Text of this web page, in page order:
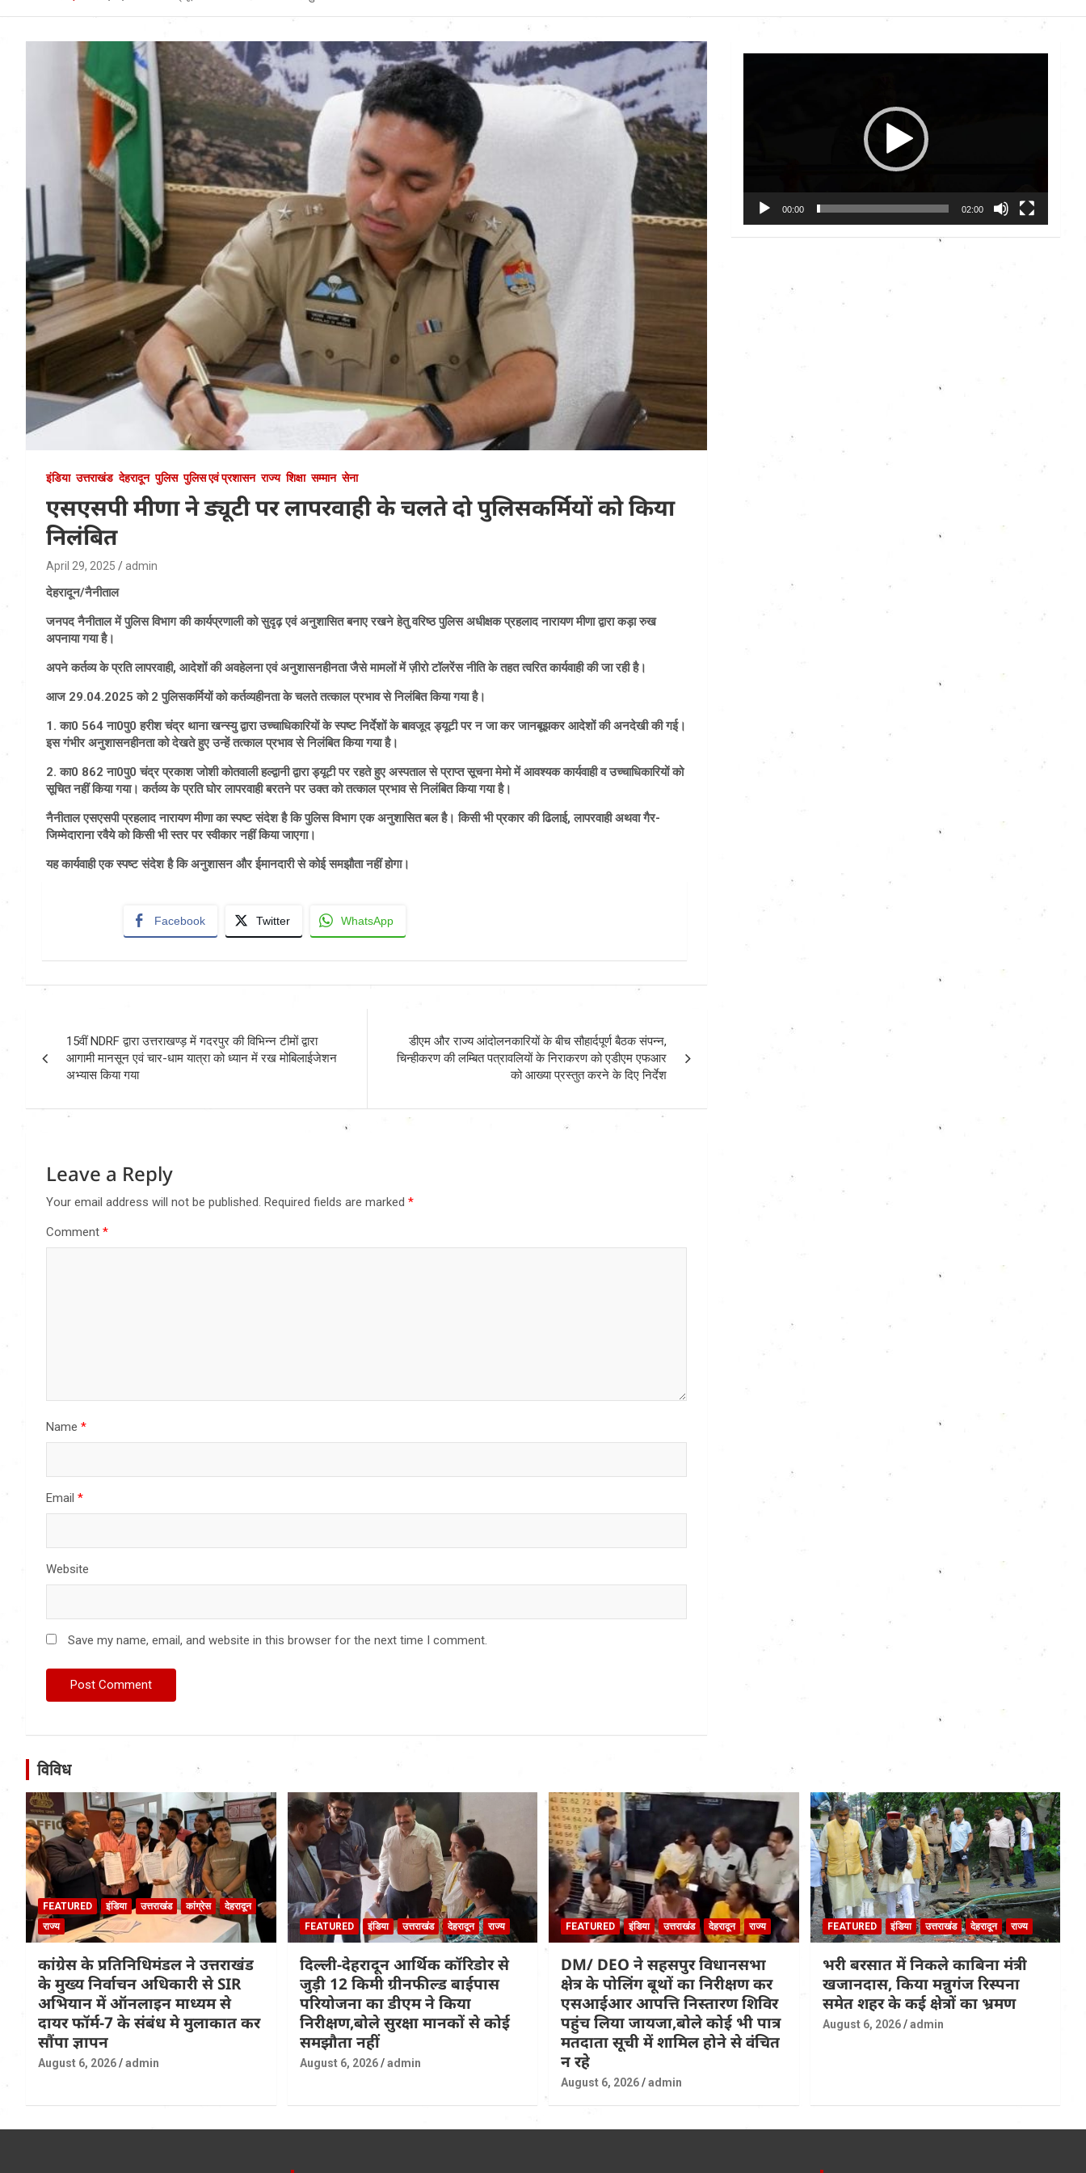
Uttarakhand News in
Hindi
इंडिया उत्तराखंड देहरादून पुलिस पुलिस एवं प्रशासन राज्य शिक्षा सम्मान सेना
एसएसपी मीणा ने ड्यूटी पर लापरवाही के चलते दो पुलिसकर्मियों को किया
निलंबित
April 29, 2025 admin
देहरादून/नैनीताल
जनपद नैनीताल में पुलिस विभाग की कार्यप्रणाली को सुदृढ़ एवं अनुशासित बनाए रखने हेतु वरिष्ठ पुलिस अधीक्षक प्रहलाद नारायण मीणा द्वारा कड़ा रुख
अपनाया गया है।
अपने कर्तव्य के प्रति लापरवाही, आदेशों की अवहेलना एवं अनुशासनहीनता जैसे मामलों में ज़ीरो टॉलरेंस नीति के तहत त्वरित कार्यवाही की जा रही है।
आज 29.04.2025 को 2 पुलिसकर्मियों को कर्तव्यहीनता के चलते तत्काल प्रभाव से निलंबित किया गया है।
1. का0 564 ना0पु0 हरीश चंद्र थाना खन्स्यु द्वारा उच्चाधिकारियों के स्पष्ट निर्देशों के बावजूद ड्यूटी पर न जा कर जानबूझकर आदेशों की अनदेखी की गई।
इस गंभीर अनुशासनहीनता को देखते हुए उन्हें तत्काल प्रभाव से निलंबित किया गया है।
2. का0 862 ना0पु0 चंद्र प्रकाश जोशी कोतवाली हल्द्वानी द्वारा ड्यूटी पर रहते हुए अस्पताल से प्राप्त सूचना मेमो में आवश्यक कार्यवाही व उच्चाधिकारियों को
सूचित नहीं किया गया। कर्तव्य के प्रति घोर लापरवाही बरतने पर उक्त को तत्काल प्रभाव से निलंबित किया गया है।
नैनीताल एसएसपी प्रहलाद नारायण मीणा का स्पष्ट संदेश है कि पुलिस विभाग एक अनुशासित बल है। किसी भी प्रकार की ढिलाई, लापरवाही अथवा गैर-
जिम्मेदाराना रवैये को किसी भी स्तर पर स्वीकार नहीं किया जाएगा।
यह कार्यवाही एक स्पष्ट संदेश है कि अनुशासन और ईमानदारी से कोई समझौता नहीं होगा।
Facebook Twitter WhatsApp
navigation
15वीं NDRF द्वारा उत्तराखण्ड़ में गदरपुर की विभिन्न टीमों द्वारा
आगामी मानसून एवं चार-धाम यात्रा को ध्यान में रख मोबिलाईजेशन
अभ्यास किया गया
डीएम और राज्य आंदोलनकारियों के बीच सौहार्दपूर्ण बैठक संपन्न,
चिन्हीकरण की लम्बित पत्रावलियों के निराकरण को एडीएम एफआर
को आख्या प्रस्तुत करने के दिए निर्देश
Leave a Reply
Your email address will not be published. Required fields are marked *
Comment *
Name *
Email *
Website
Save my name, email, and website in this browser for the next time I comment.
00:00 02:00
विविध
FEATURED इंडिया उत्तराखंड कांग्रेस
देहरादून
राज्य
कांग्रेस के प्रतिनिधिमंडल ने उत्तराखंड
के मुख्य निर्वाचन अधिकारी से SIR
अभियान में ऑनलाइन माध्यम से
दायर फॉर्म-7 के संबंध मे मुलाकात कर
सौंपा ज्ञापन
August 6, 2026 admin
FEATURED इंडिया उत्तराखंड देहरादून राज्य
दिल्ली-देहरादून आर्थिक कॉरिडोर से
जुड़ी 12 किमी ग्रीनफील्ड बाईपास
परियोजना का डीएम ने किया
निरीक्षण,बोले सुरक्षा मानकों से कोई
समझौता नहीं
August 6, 2026 admin
FEATURED इंडिया उत्तराखंड देहरादून राज्य
DM/ DEO ने सहसपुर विधानसभा
क्षेत्र के पोलिंग बूथों का निरीक्षण कर
एसआईआर आपत्ति निस्तारण शिविर
पहुंच लिया जायजा,बोले कोई भी पात्र
मतदाता सूची में शामिल होने से वंचित
न रहे
August 6, 2026 admin
FEATURED इंडिया उत्तराखंड देहरादून राज्य
भरी बरसात में निकले काबिना मंत्री
खजानदास, किया मन्नुगंज रिस्पना
समेत शहर के कई क्षेत्रों का भ्रमण
August 6, 2026 admin